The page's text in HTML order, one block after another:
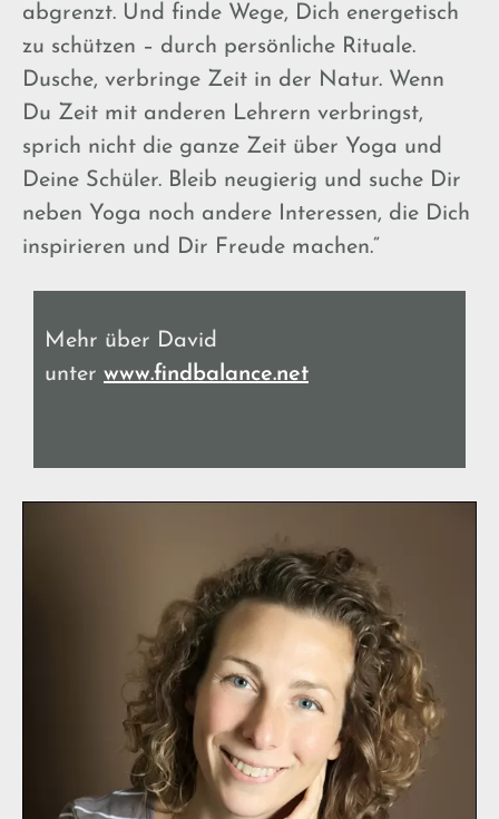
abgrenzt. Und finde Wege, Dich energetisch
zu schützen – durch persönliche Rituale.
Dusche, verbringe Zeit in der Natur. Wenn
Du Zeit mit anderen Lehrern verbringst,
sprich nicht die ganze Zeit über Yoga und
Deine Schüler. Bleib neugierig und suche Dir
neben Yoga noch andere Interessen, die Dich
inspirieren und Dir Freude machen.“
Mehr über David
unter www.findbalance.net